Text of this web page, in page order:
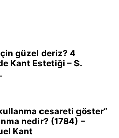
güzel deriz? 4
Kant Estetiği – S.
kullanma cesareti göster”
nedir? (1784) –
Kant